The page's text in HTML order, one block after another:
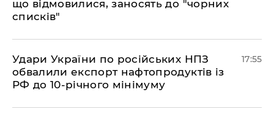
що відмовилися, заносять до "чорних
списків"
​Удари України по російських НПЗ
обвалили експорт нафтопродуктів із
РФ до 10-річного мінімуму
17:55